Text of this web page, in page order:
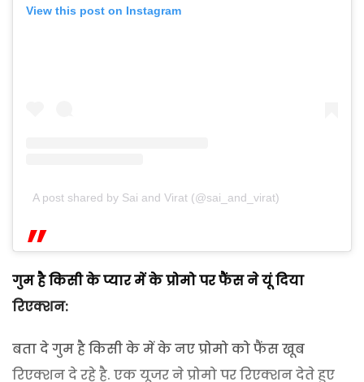
View this post on Instagram
A post shared by Sai and Virat (@sai_and_virat)
गुम है किसी के प्यार में के प्रोमो पर फैंस ने यूं दिया
रिएक्शन:
बता दे गुम है किसी के में के नए प्रोमो को फैंस खूब
रिएक्शन दे रहे है. एक यूजर ने प्रोमो पर रिएक्शन देते हुए